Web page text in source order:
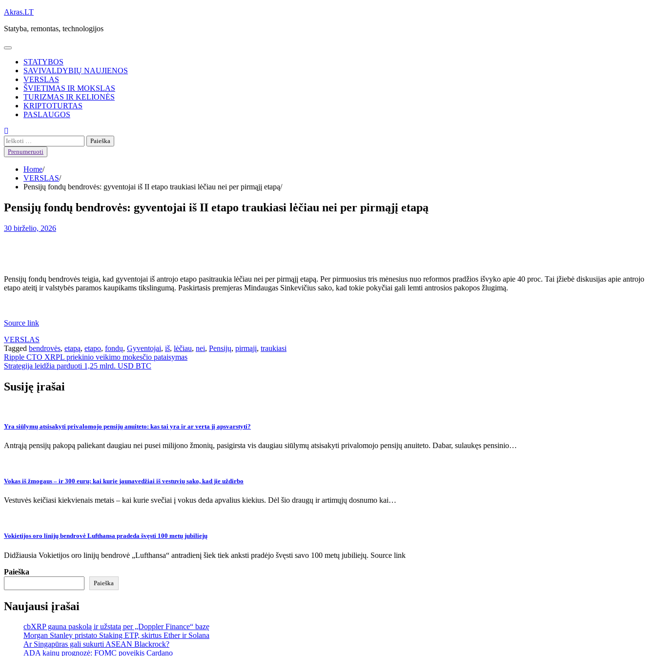
Skip
content
Akras.LT
Statyba, remontas, technologijos
STATYBOS
SAVIVALDYBIŲ NAUJIENOS
VERSLAS
ŠVIETIMAS IR MOKSLAS
TURIZMAS IR KELIONĖS
KRIPTOTURTAS
PASLAUGOS
Ieškoti:
Prenumeruoti
Home
VERSLAS
Pensijų fondų bendrovės: gyventojai iš II etapo traukiasi lėčiau nei per pirmąjį etapą
Pensijų fondų bendrovės: gyventojai iš II etapo traukiasi lėčiau nei per pirmąjį etapą
30 birželio, 2026
Pensijų fondų bendrovės teigia, kad gyventojai iš antrojo etapo pasitraukia lėčiau nei per pirmąjį etapą. Per pirmuosius tris mėnesius nuo reformos pradžios išvyko apie 40 proc. Tai įžiebė diskusijas apie antrojo
etapo ateitį ir valstybės paramos kaupikams tikslingumą. Paskirtasis premjeras Mindaugas Sinkevičius sako, kad tokie pokyčiai gali lemti antrosios pakopos žlugimą.
Source link
VERSLAS
Tagged bendrovės, etapą, etapo, fondų, Gyventojai, iš, lėčiau, nei, Pensijų, pirmąjį, traukiasi
Navigacija
tarp
įrašų
Ripple CTO XRPL priekinio veikimo mokesčio pataisymas
Strategija leidžia parduoti 1,25 mlrd. USD BTC
Susiję įrašai
Yra siūlymų atsisakyti privalomojo pensijų anuiteto: kas tai yra ir ar verta jį apsvarstyti?
Antrąją pensijų pakopą paliekant daugiau nei pusei milijono žmonių, pasigirsta vis daugiau siūlymų atsisakyti privalomojo pensijų anuiteto. Dabar, sulaukęs pensinio…
Vokas iš žmogaus – ir 300 eurų: kai kurie jaunavedžiai iš vestuvių sako, kad jie uždirbo
Vestuvės keičiasi kiekvienais metais – kai kurie svečiai į vokus deda apvalius kiekius. Dėl šio draugų ir artimųjų dosnumo kai…
Vokietijos oro linijų bendrovė Lufthansa pradeda švęsti 100 metų jubiliejų
Didžiausia Vokietijos oro linijų bendrovė „Lufthansa“ antradienį šiek tiek anksti pradėjo švęsti savo 100 metų jubiliejų. Source link
Paieška
Paieška
Naujausi įrašai
cbXRP gauna paskolą ir užstatą per „Doppler Finance“ bazę
Morgan Stanley pristato Staking ETP, skirtus Ether ir Solana
Ar Singapūras gali sukurti ASEAN Blackrock?
ADA kainų prognozė: FOMC poveikis Cardano